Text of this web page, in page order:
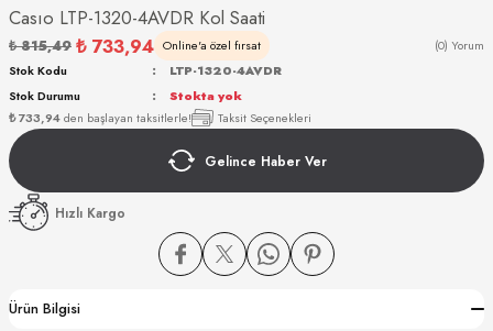
Casıo LTP-1320-4AVDR Kol Saati
₺ 815,49 ₺ 733,94 Online'a özel fırsat (0) Yorum
₺ 733,94den başlayan taksitlerle! Taksit Seçenekleri
Stok Kodu
LTP-1320-4AVDR
Stok Durumu
Stokta yok
Gelince Haber Ver
Hızlı Kargo
Ürün Bilgisi